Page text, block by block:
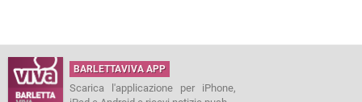
BARLETTAVIVA APP
Scarica l'applicazione per iPhone,